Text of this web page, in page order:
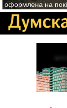
оформлена на